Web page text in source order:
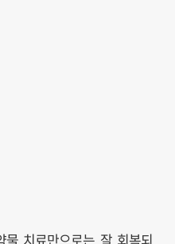
치료만으로는 잘 회복되